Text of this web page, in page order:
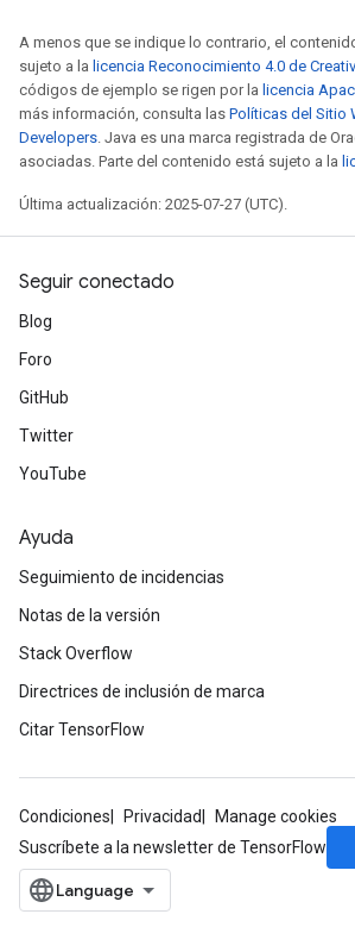
A menos que se indique lo contrario, el
sujeto a la licencia Reconocimiento 4.0 de
códigos de ejemplo se rigen por la licencia
más información, consulta las Políticas del Sitio
Developers. Java es una marca registrada de
asociadas. Parte del contenido está sujeto a la
Última actualización: 2025-07-27 (UTC).
Seguir conectado
Blog
Foro
GitHub
Twitter
YouTube
Ayuda
Seguimiento de incidencias
Notas de la versión
Stack Overflow
Directrices de inclusión de marca
Citar TensorFlow
Condiciones Privacidad
Manage cookies
Suscríbete a la newsletter de TensorFlow